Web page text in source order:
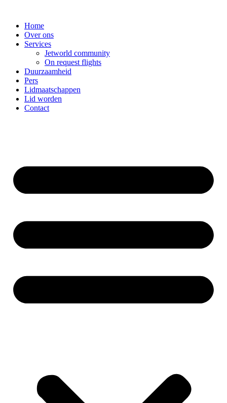
inhoud
Home
Over ons
Services
Jetworld community
On request flights
Duurzaamheid
Pers
Lidmaatschappen
Lid worden
Contact